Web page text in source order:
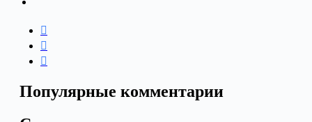
Популярные комментарии